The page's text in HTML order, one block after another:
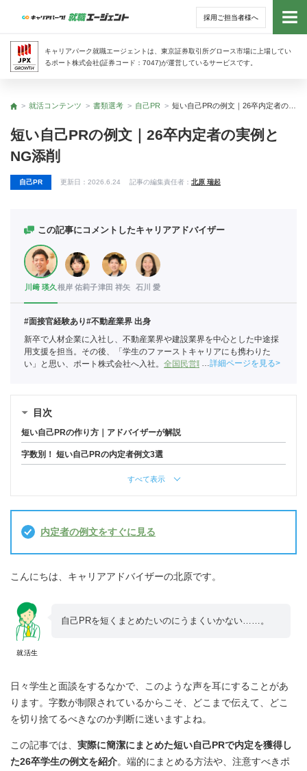
採用ご担当者様へ
キャリアパーク就職エージェントは、東京証券取引所グロース市場に上場してい
るポート株式会社(証券コード：7047)が運営しているサービスです。
トッ
トップ
就活コンテンツ 書類選考 自己PR
短い自己PRの例文｜26卒内定者の実例と
NG添削
自己PR 更新日： 2026.6.24 記事の編集責任者： 北原 瑞起
この記事にコメントしたキャリアアドバイザー
川﨑 瑛久 根岸 佑莉子津田 祥矢 石川 愛
#面接官経験あり#不動産業界 出身
新卒で人材企業に入社し、不動産業界や建設業界を中心とした中途採
用支援を担当。その後、「学生のファーストキャリアにも携わりた
い」と思い、ポート株式会社へ入社。 全国民営職業紹介事業協会職業
詳細ページを見る
目次
短い自己PRの作り方｜アドバイザーが解説
字数別！ 短い自己PRの内定者例文3選
すべて表示
内定者の例文をすぐに見る
こんにちは、キャリアアドバイザーの北原です。
就活生
自己PRを短くまとめたいのにうまくいかない……。
日々学生と面談をするなかで、このような声を耳にすることがあ
ります。字数が制限されているからこそ、どこまで伝えて、どこ
を切り捨てるべきなのか判断に迷いますよね。
この記事では、 実際に簡潔にまとめた短い自己PRで内定を獲得し
た26卒学生の例文を紹介。端的にまとめる方法や、注意すべきポ